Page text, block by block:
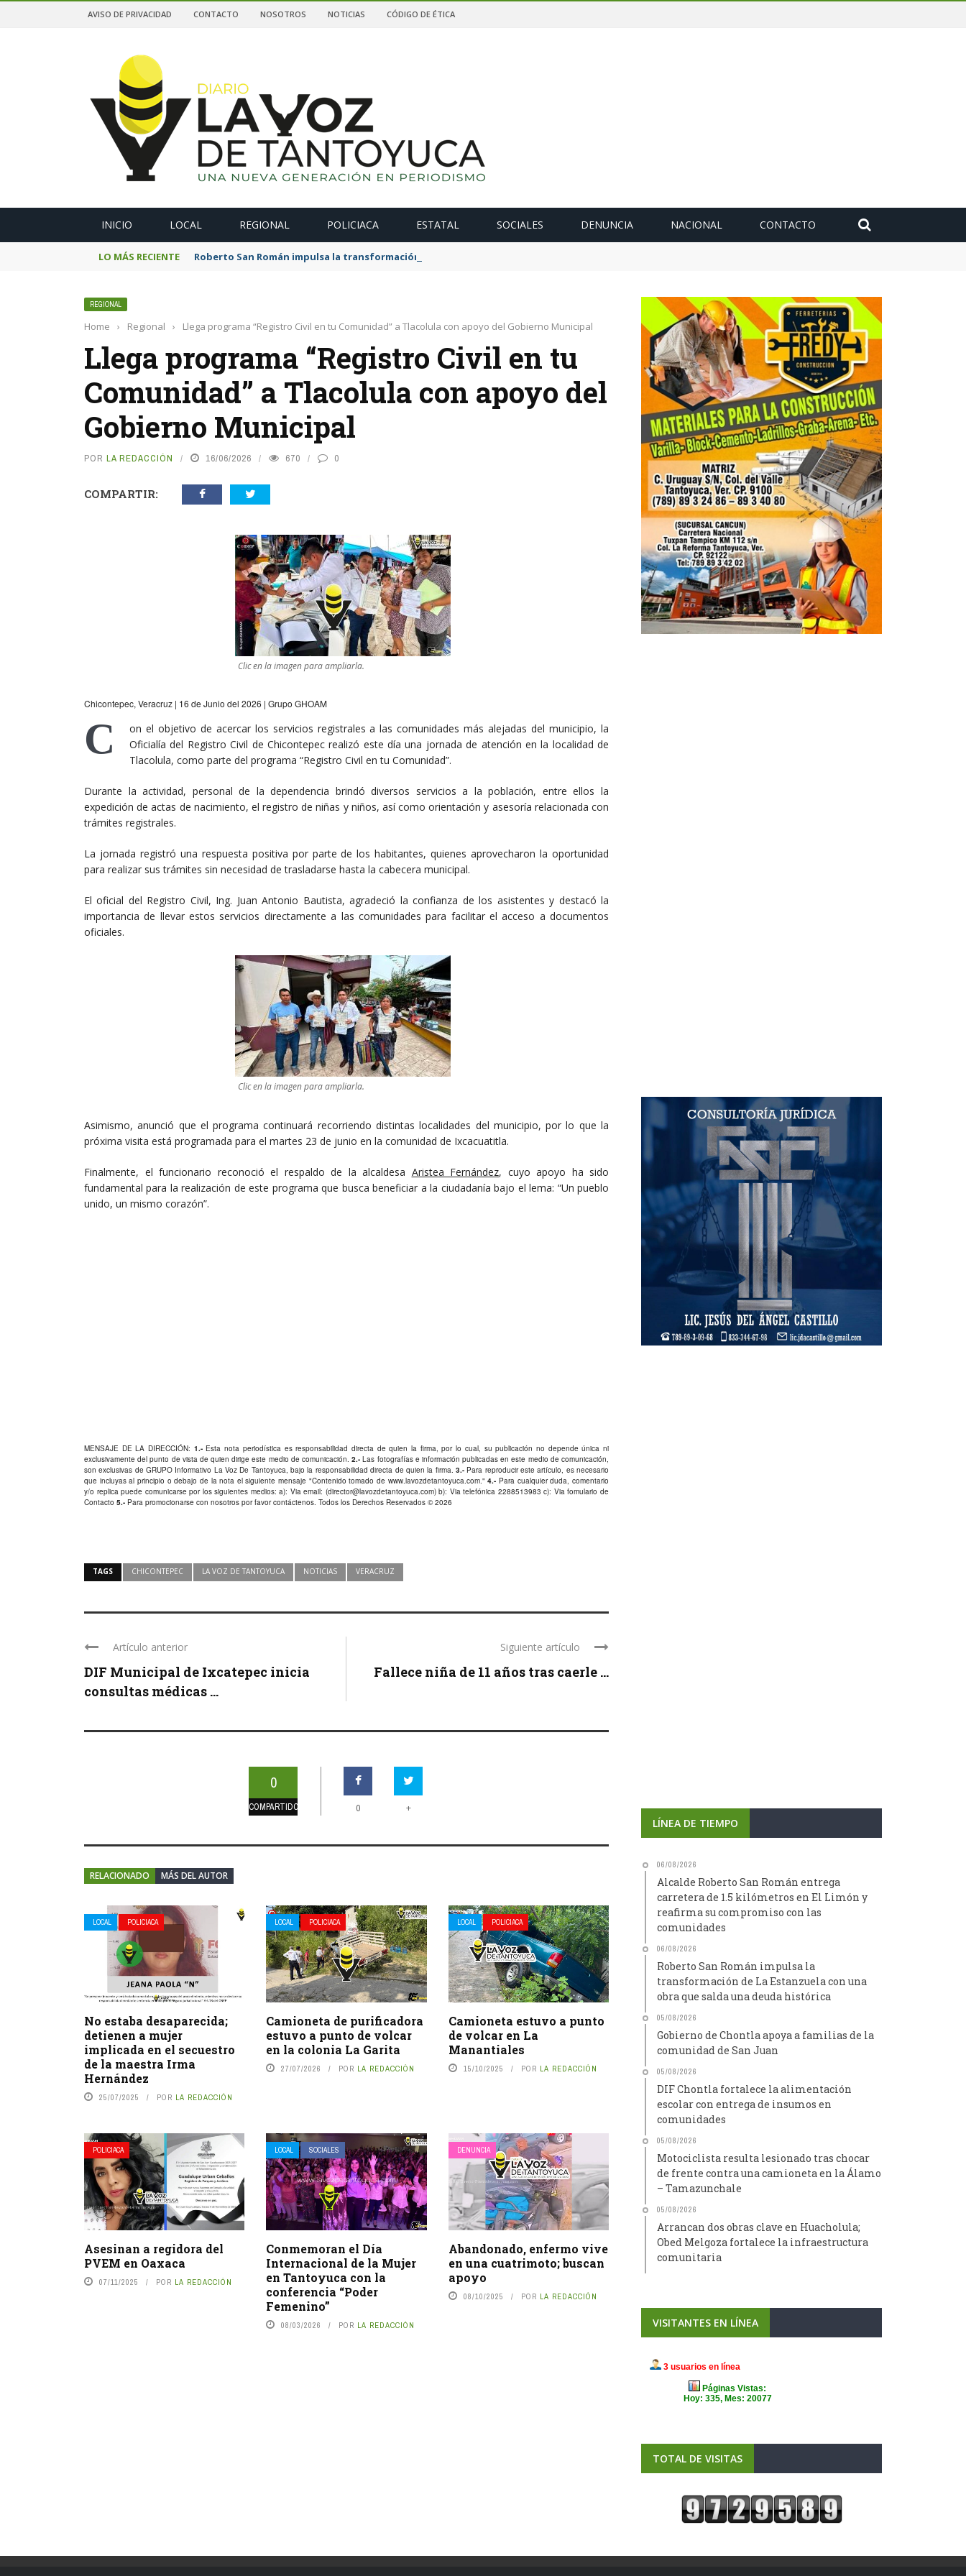
AVISO DE PRIVACIDAD CONTACTO NOSOTROS NOTICIAS CÓDIGO DE ÉTICA
INICIO LOCAL REGIONAL POLICIACA ESTATAL SOCIALES DENUNCIA NACIONAL CONTACTO
LO MÁS RECIENTE Roberto San Román impulsa la transformación de La Estanzuela con una obra que salda una deuda histórica
REGIONAL
Home › Regional › Llega programa “Registro Civil en tu Comunidad” a Tlacolula con apoyo del Gobierno Municipal
Llega programa “Registro Civil en tu
Comunidad” a Tlacolula con apoyo del
Gobierno Municipal
POR LA REDACCIÓN 16/06/2026 670 0
COMPARTIR:
Clic en la imagen para ampliarla.
Chicontepec, Veracruz | 16 de Junio del 2026 | Grupo GHOAM
C
on el objetivo de acercar los servicios registrales a las comunidades más alejadas del municipio, la
Oficialía del Registro Civil de Chicontepec realizó este día una jornada de atención en la localidad de
Tlacolula, como parte del programa “Registro Civil en tu Comunidad”.
Durante la actividad, personal de la dependencia brindó diversos servicios a la población, entre ellos la
expedición de actas de nacimiento, el registro de niñas y niños, así como orientación y asesoría relacionada con
trámites registrales.
La jornada registró una respuesta positiva por parte de los habitantes, quienes aprovecharon la oportunidad
para realizar sus trámites sin necesidad de trasladarse hasta la cabecera municipal.
El oficial del Registro Civil, Ing. Juan Antonio Bautista, agradeció la confianza de los asistentes y destacó la
importancia de llevar estos servicios directamente a las comunidades para facilitar el acceso a documentos
oficiales.
Clic en la imagen para ampliarla.
Asimismo, anunció que el programa continuará recorriendo distintas localidades del municipio, por lo que la
próxima visita está programada para el martes 23 de junio en la comunidad de Ixcacuatitla.
Finalmente, el funcionario reconoció el respaldo de la alcaldesa Aristea Fernández, cuyo apoyo ha sido
fundamental para la realización de este programa que busca beneficiar a la ciudadanía bajo el lema: “Un pueblo
unido, un mismo corazón”.
MENSAJE DE LA DIRECCIÓN: 1.-Esta nota periodística es responsabilidad directa de quien la firma, por lo cual, su publicación no depende única ni
exclusivamente del punto de vista de quien dirige este medio de comunicación.2.- Las fotografías e información publicadas en este medio de comunicación,
son exclusivas de GRUPO Informativo La Voz De Tantoyuca, bajo la responsabilidad directa de quien la firma. 3.-Para reproducir este artículo, es necesario
que incluyas al principio o debajo de la nota el siguiente mensaje "Contenido tomado de www.lavozdetantoyuca.com."4.- Para cualquier duda, comentario
y/o replica puede comunicarse por los siguientes medios: a): Via email: (director@lavozdetantoyuca.com) b): Via telefónica 2288513983 c): Via fomulario de
Contacto 5.- Para promocionarse con nosotros por favorcontáctenos . Todos los Derechos Reservados © 2026
TAGS CHICONTEPEC LA VOZ DE TANTOYUCA NOTICIAS VERACRUZ
Artículo anterior
DIF Municipal de Ixcatepec inicia
consultas médicas ...
Siguiente artículo
Fallece niña de 11 años tras caerle ...
0
COMPARTIDOS 0 +
RELACIONADO MÁS DEL AUTOR
LOCAL POLICIACA
No estaba desaparecida;
detienen a mujer
implicada en el secuestro
de la maestra Irma
Hernández
25/07/2025 POR LA REDACCIÓN
LOCAL POLICIACA
Camioneta de purificadora
estuvo a punto de volcar
en la colonia La Garita
27/07/2026 POR LA REDACCIÓN
LOCAL POLICIACA
Camioneta estuvo a punto
de volcar en La
Manantiales
15/10/2025 POR LA REDACCIÓN
POLICIACA
Asesinan a regidora del
PVEM en Oaxaca
07/11/2025 POR LA REDACCIÓN
LOCAL SOCIALES
Conmemoran el Día
Internacional de la Mujer
en Tantoyuca con la
conferencia “Poder
Femenino”
08/03/2026 POR LA REDACCIÓN
DENUNCIA
Abandonado, enfermo vive
en una cuatrimoto; buscan
apoyo
08/10/2025 POR LA REDACCIÓN
LÍNEA DE TIEMPO
06/08/2026
Alcalde Roberto San Román entrega
carretera de 1.5 kilómetros en El Limón y
reafirma su compromiso con las
comunidades
06/08/2026
Roberto San Román impulsa la
transformación de La Estanzuela con una
obra que salda una deuda histórica
05/08/2026
Gobierno de Chontla apoya a familias de la
comunidad de San Juan
05/08/2026
DIF Chontla fortalece la alimentación
escolar con entrega de insumos en
comunidades
05/08/2026
Motociclista resulta lesionado tras chocar
de frente contra una camioneta en la Álamo
– Tamazunchale
05/08/2026
Arrancan dos obras clave en Huacholula;
Obed Melgoza fortalece la infraestructura
comunitaria
VISITANTES EN LÍNEA
TOTAL DE VISITAS